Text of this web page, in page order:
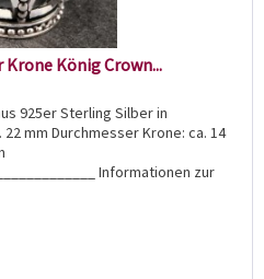
König Crown...
925er Sterling Silber in
mm Durchmesser Krone: ca. 14
Informationen zur